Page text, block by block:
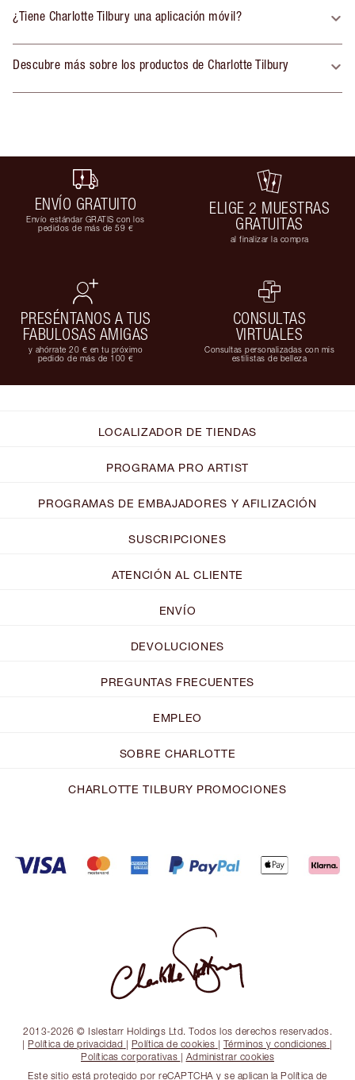
¿Tiene Charlotte Tilbury una aplicación móvil?
Descubre más sobre los productos de Charlotte Tilbury
ENVÍO GRATUITO
Envío estándar GRATIS con los
pedidos de más de 59 €
ELIGE 2 MUESTRAS
GRATUITAS
al finalizar la compra
PRESÉNTANOS A TUS
FABULOSAS AMIGAS
y ahórrate 20 € en tu próximo
pedido de más de 100 €
CONSULTAS
VIRTUALES
Consultas personalizadas con mis
estilistas de belleza
LOCALIZADOR DE TIENDAS
PROGRAMA PRO ARTIST
PROGRAMAS DE EMBAJADORES Y AFILIZACIÓN
SUSCRIPCIONES
ATENCIÓN AL CLIENTE
ENVÍO
DEVOLUCIONES
PREGUNTAS FRECUENTES
EMPLEO
SOBRE CHARLOTTE
CHARLOTTE TILBURY PROMOCIONES
2013-2026 © Islestarr Holdings Ltd. Todos los derechos reservados.
| Política de privacidad | Política de cookies | Términos y condiciones |
Políticas corporativas | Administrar cookies
Este sitio está protegido por reCAPTCHA y se aplican la Política de